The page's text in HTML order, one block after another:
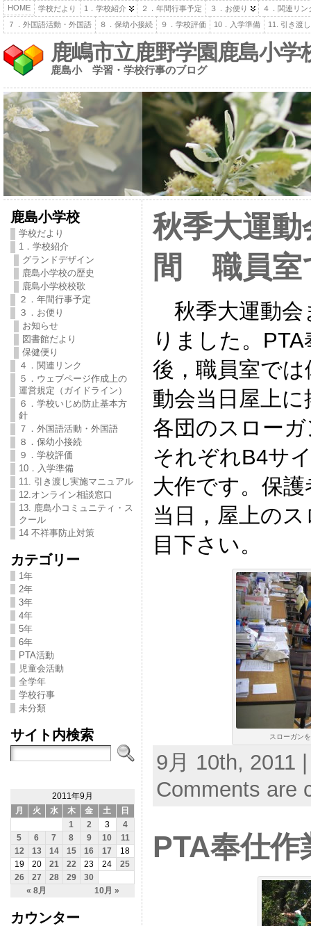
HOME 学校だより 1．学校紹介 ２．年間行事予定 ３．お便り
４．関連リン
７．外国語活動・外国語
８．保幼小接続 ９．学校評価 10．入学準備 11. 引き渡
鹿嶋市立鹿野学園鹿島小学
鹿島小 学習・学校行事のブログ
鹿島小学校
学校だより
1．学校紹介
グランドデザイン
鹿島小学校の歴史
鹿島小学校校歌
２．年間行事予定
３．お便り
お知らせ
図書館だより
保健便り
４．関連リンク
５．ウェブページ作成上の
運営規定（ガイドライン）
６．学校いじめ防止基本方
針
７．外国語活動・外国語
８．保幼小接続
９．学校評価
10．入学準備
11. 引き渡し実施マニュアル
12.オンライン相談窓口
13. 鹿島小コミュニティ・ス
クール
14 不祥事防止対策
カテゴリー
1年
2年
3年
4年
5年
6年
PTA活動
児童会活動
全学年
学校行事
未分類
サイト内検索
2011年9月
月
火 水 木 金 土 日
« 8月 10月 »
1 2 3
4
5
6 7 8 9 10
11
12
13 14 15 16 17
18
19
20 21 22 23 24
25
26
27 28 29 30
カウンター
秋季大運
間 職員室
秋季大運動会
りました。
後，職員室で
動会当日屋上
各団のスロー
それぞれB4サ
大作です。保
当日，屋上の
目下さい。
スローガン
9月 10th, 2011
Comments are
PTA奉仕作